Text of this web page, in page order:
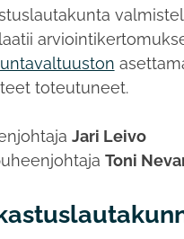
toteutuneet.
Jari Leivo
Toni